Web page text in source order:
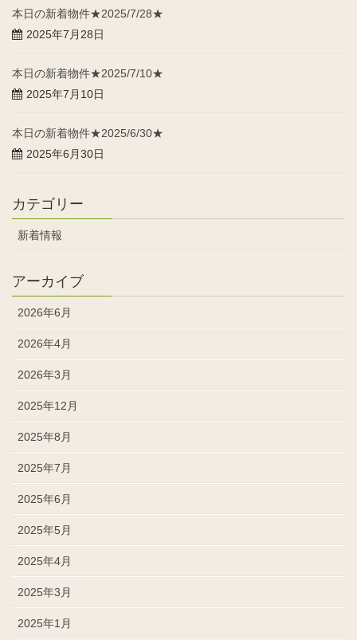
本日の新着物件★2025/7/28★
2025年7月28日
本日の新着物件★2025/7/10★
2025年7月10日
本日の新着物件★2025/6/30★
2025年6月30日
カテゴリー
新着情報
アーカイブ
2026年6月
2026年4月
2026年3月
2025年12月
2025年8月
2025年7月
2025年6月
2025年5月
2025年4月
2025年3月
2025年1月